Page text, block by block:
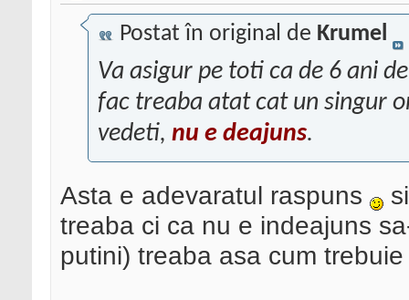
Postat în original de Krumel
Va asigur pe toti ca de 6 ani
fac treaba atat cat un singur
vedeti, nu e deajuns.
Asta e adevaratul raspuns
treaba ci ca nu e indeajuns
putini) treaba asa cum